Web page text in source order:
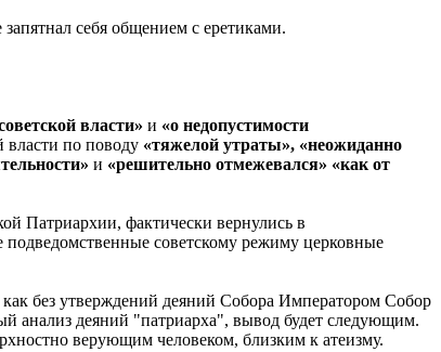
себя общением с еретиками.
власти» и «о недопустимости
власти по поводу «тяжелой утраты», «неожиданно
и «решительно отмежевался» «как от
Патриархии, фактически вернулись в
подведомственные советскому режиму церковные
без утверждений деяний Собора Императором Собор
анализ деяний "патриарха", вывод будет следующим.
верующим человеком, близким к атеизму.